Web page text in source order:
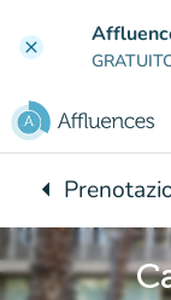
clear
arrow_leftTorna a: